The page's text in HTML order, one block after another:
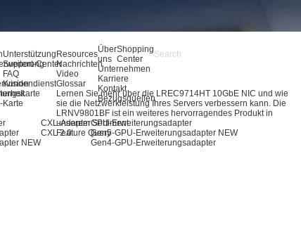
Karte
NEW
CXL-Adapter
CXL 2.0
GPU-Erweiterungsadapter
Gen5-GPU-Erweiterungsadapter NEW
Gen4-GPU-Erweiterungsadapter
Unterstützung
Support-Center
FAQ
Kundendienst
Resources
Nachrichten
Video
Glossar
Lernen Sie mehr über die LREC9714HT 10GbE NIC und wie
sie die Netzwerkleistung Ihres Servers verbessern kann. Die
LRNV9801BF ist ein weiteres hervorragendes Produkt in
unserem Sortiment.
Feature Query
Über
uns
Unternehmen
Karriere
Kontakt
Bezugsquellen
Shopping
Center